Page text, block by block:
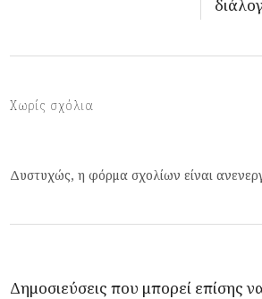
Χωρίς σχόλια
Δυστυχώς, η φόρμα σχολίων είναι
Δημοσιεύσεις που μπορεί επίσης